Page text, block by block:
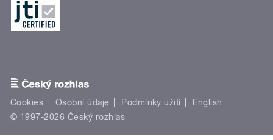
Cookies Osobní údaje Podmínky užití
English
© 1997-2026 Český rozhlas